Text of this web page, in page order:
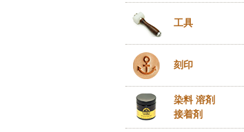
工具
刻印
染料 溶剤
接着剤